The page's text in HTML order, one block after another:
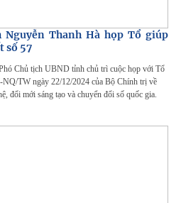
Nguyễn Thanh Hà họp Tổ giúp
số 57
Chủ tịch UBND tỉnh chủ trì cuộc họp với Tổ
TW ngày 22/12/2024 của Bộ Chính trị về
đổi mới sáng tạo và chuyển đổi số quốc gia.